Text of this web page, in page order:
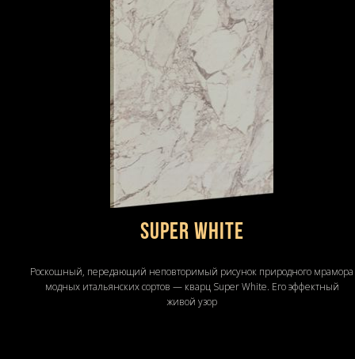
Super White
Роскошный, передающий неповторимый рисунок природного мрамора
модных итальянских сортов — кварц Super White. Его эффектный
живой узор